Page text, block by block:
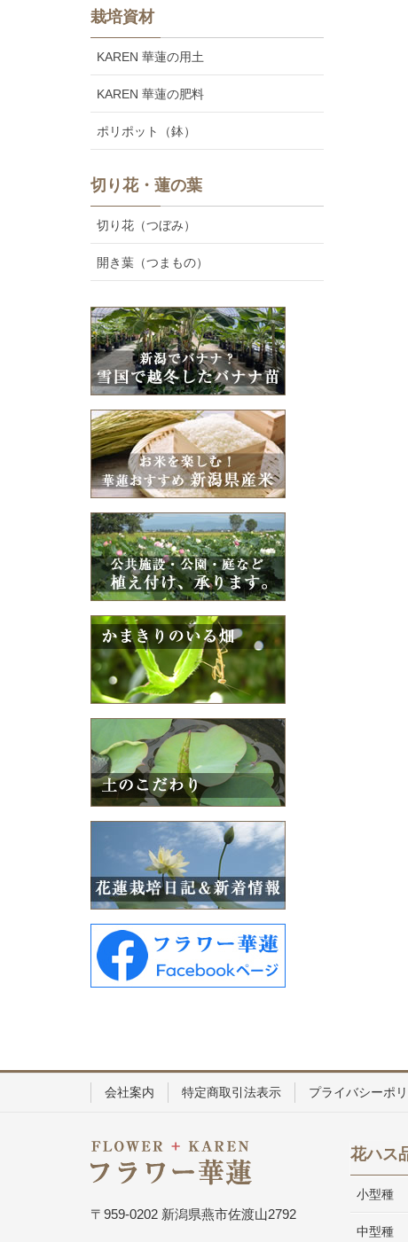
栽培資材
KAREN 華蓮の用土
KAREN 華蓮の肥料
ポリポット（鉢）
切り花・蓮の葉
切り花（つぼみ）
開き葉（つまもの）
会社案内 特定商取引法表示 プライバシーポ
〒959-0202 新潟県燕市佐渡山2792
花ハス
小型種
中型種